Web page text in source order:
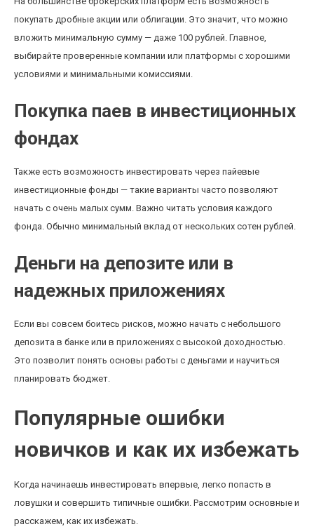
покупать дробные акции или облигации. Это значит, что можно
вложить минимальную сумму — даже 100 рублей. Главное,
выбирайте проверенные компании или платформы с хорошими
условиями и минимальными комиссиями.
Покупка паев в инвестиционных
фондах
Также есть возможность инвестировать через пайевые
инвестиционные фонды — такие варианты часто позволяют
начать с очень малых сумм. Важно читать условия каждого
фонда. Обычно минимальный вклад от нескольких сотен рублей.
Деньги на депозите или в
надежных приложениях
Если вы совсем боитесь рисков, можно начать с небольшого
депозита в банке или в приложениях с высокой доходностью.
Это позволит понять основы работы с деньгами и научиться
планировать бюджет.
Популярные ошибки
новичков и как их избежать
Когда начинаешь инвестировать впервые, легко попасть в
ловушки и совершить типичные ошибки. Рассмотрим основные и
расскажем, как их избежать.